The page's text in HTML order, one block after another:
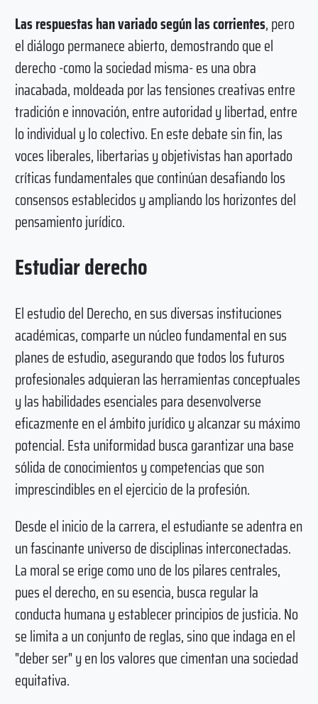
Las respuestas han variado según las corrientes, pero
el diálogo permanece abierto, demostrando que el
derecho -como la sociedad misma- es una obra
inacabada, moldeada por las tensiones creativas entre
tradición e innovación, entre autoridad y libertad, entre
lo individual y lo colectivo. En este debate sin fin, las
voces liberales, libertarias y objetivistas han aportado
críticas fundamentales que continúan desafiando los
consensos establecidos y ampliando los horizontes del
pensamiento jurídico.
Estudiar derecho
El estudio del Derecho, en sus diversas instituciones
académicas, comparte un núcleo fundamental en sus
planes de estudio, asegurando que todos los futuros
profesionales adquieran las herramientas conceptuales
y las habilidades esenciales para desenvolverse
eficazmente en el ámbito jurídico y alcanzar su máximo
potencial. Esta uniformidad busca garantizar una base
sólida de conocimientos y competencias que son
imprescindibles en el ejercicio de la profesión.
Desde el inicio de la carrera, el estudiante se adentra en
un fascinante universo de disciplinas interconectadas.
La moral se erige como uno de los pilares centrales,
pues el derecho, en su esencia, busca regular la
conducta humana y establecer principios de justicia. No
se limita a un conjunto de reglas, sino que indaga en el
"deber ser" y en los valores que cimentan una sociedad
equitativa.